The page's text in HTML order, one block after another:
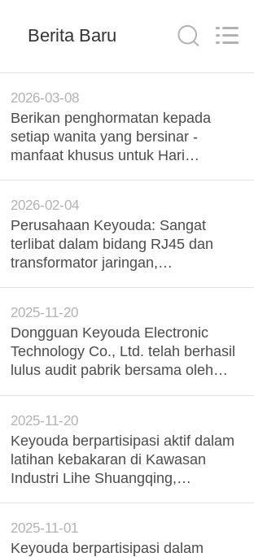
Berita Baru
2026-03-08
Berikan penghormatan kepada
setiap wanita yang bersinar -
manfaat khusus untuk Hari
2026-02-04
Perusahaan Keyouda: Sangat
terlibat dalam bidang RJ45 dan
transformator jaringan,
Convergence Center.
2025-11-20
Dongguan Keyouda Electronic
Technology Co., Ltd. telah berhasil
lulus audit pabrik bersama oleh
2025-11-20
Keyouda berpartisipasi aktif dalam
latihan kebakaran di Kawasan
Industri Lihe Shuangqing,
realistis.
2025-11-01
Keyouda berpartisipasi dalam